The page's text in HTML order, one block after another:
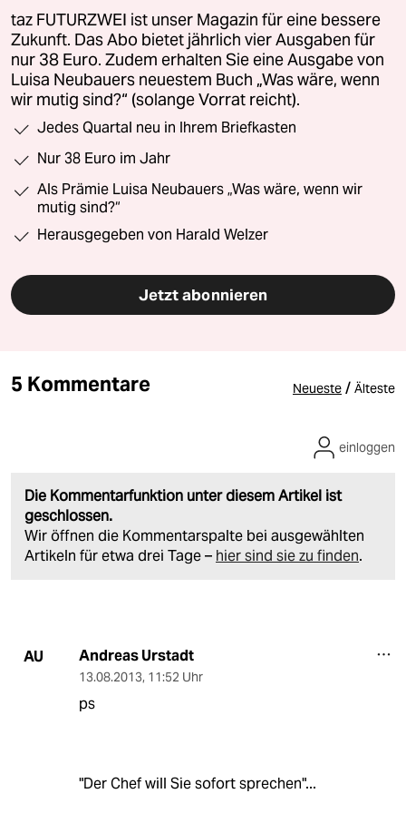
taz FUTURZWEI ist unser Magazin für eine bessere
Zukunft. Das Abo bietet jährlich vier Ausgaben für
nur 38 Euro. Zudem erhalten Sie eine Ausgabe von
Luisa Neubauers neuestem Buch „Was wäre, wenn
wir mutig sind?“ (solange Vorrat reicht).
Jedes Quartal neu in Ihrem Briefkasten
Nur 38 Euro im Jahr
Als Prämie Luisa Neubauers „Was wäre, wenn wir
mutig sind?“
Herausgegeben von Harald Welzer
Jetzt abonnieren
5 Kommentare Neueste / Älteste
Die Kommentarfunktion unter diesem Artikel ist
geschlossen.
Wir öffnen die Kommentarspalte bei ausgewählten
Artikeln für etwa drei Tage – hier sind sie zu finden.
einloggen
AU Andreas Urstadt
13.08.2013, 11:52 Uhr
ps
"Der Chef will Sie sofort sprechen"...